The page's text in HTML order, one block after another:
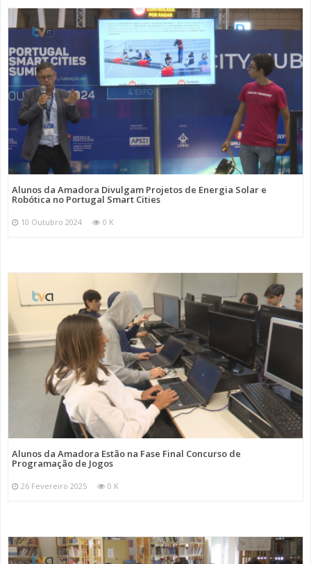
Alunos da Amadora Divulgam Projetos de Energia Solar e
Robótica no Portugal Smart Cities
10 Outubro 2024 0 K
Alunos da Amadora Estão na Fase Final Concurso de
Programação de Jogos
26 Fevereiro 2025 0 K